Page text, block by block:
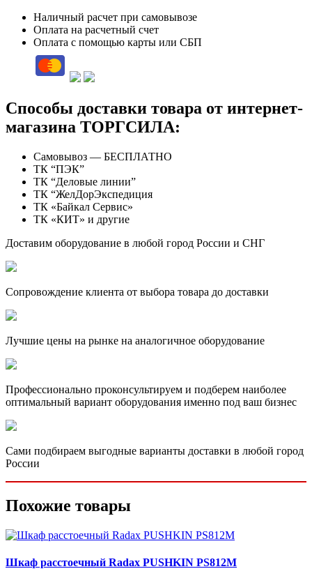
Наличный расчет при самовывозе
Оплата на расчетный счет
Оплата с помощью карты или СБП
Способы доставки товара от интернет-
магазина ТОРГСИЛА:
Самовывоз — БЕСПЛАТНО
ТК “ПЭК”
ТК “Деловые линии”
ТК “ЖелДорЭкспедиция
ТК «Байкал Сервис»
ТК «КИТ» и другие
Доставим оборудование в любой город России и СНГ
Сопровождение клиента от выбора товара до доставки
Лучшие цены на рынке на аналогичное оборудование
Профессионально проконсультируем и подберем наиболее
оптимальный вариант оборудования именно под ваш бизнес
Сами подбираем выгодные варианты доставки в любой город
России
Похожие товары
Шкаф расстоечный Radax PUSHKIN PS812M